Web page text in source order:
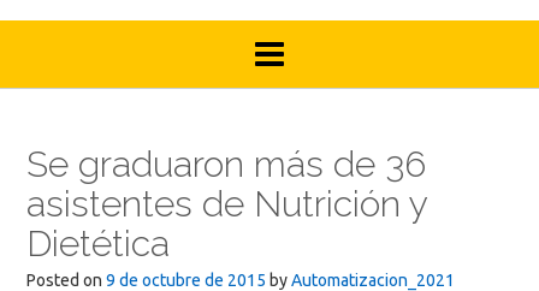
Se graduaron más de 36
asistentes de Nutrición y
Dietética
Posted on 9 de octubre de 2015 byAutomatizacion_2021